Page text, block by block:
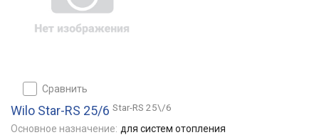
сравнить
Wilo Star-RS 25/6 Star-RS 25\/6
Основное назначение: для систем отопления